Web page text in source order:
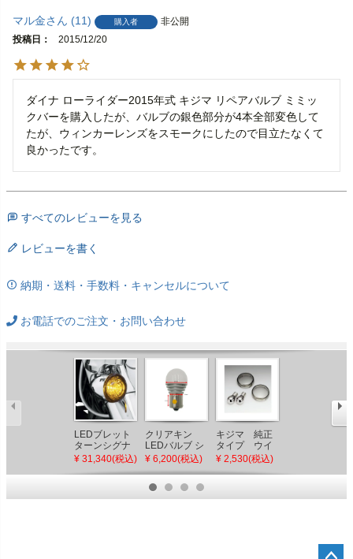
マル金 11 購入者
非公開
投稿日
2015/12/20
ダイナ ローライダー2015年式 キジマ リペアバルブ ミミッ
クバーを購入したが、バルブの銀色部分が4本全部変色して
たが、ウィンカーレンズをスモークにしたので目立たなくて
すべてのレビューを見る
レビューを書く
納期・送料・手数料・キャンセルについて
お電話でのご注文・お問い合わせ
LEDブレット
ターンシグナ
ル インサート
¥ 31,340(税込)
クリアキン
LEDバルブ シ
ングル アンバ
¥ 6,200(税込)
キジマ 純正
タイプ ウイ
ンカーレン
¥ 2,530(税込)
ロー(S)セット
対応 一体式